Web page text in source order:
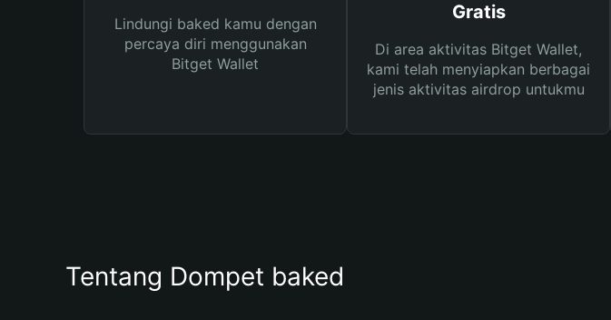
Lindungi baked kamu dengan
percaya diri menggunakan
Bitget Wallet
Gratis
Di area aktivitas Bitget Wallet,
kami telah menyiapkan berbagai
jenis aktivitas airdrop untukmu
Tentang Dompet baked